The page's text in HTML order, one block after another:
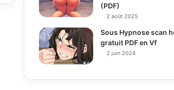
(PDF)
2 août 2025
Sous Hypnose scan
gratuit PDF en Vf
2 juin 2024